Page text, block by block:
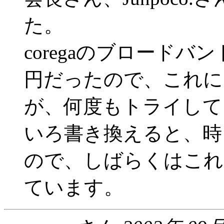
た。
coregaのブロードバ
円だったので、これ
が、何度もトライし
いろ書き換えると、
ので、しばらくはこ
ています。